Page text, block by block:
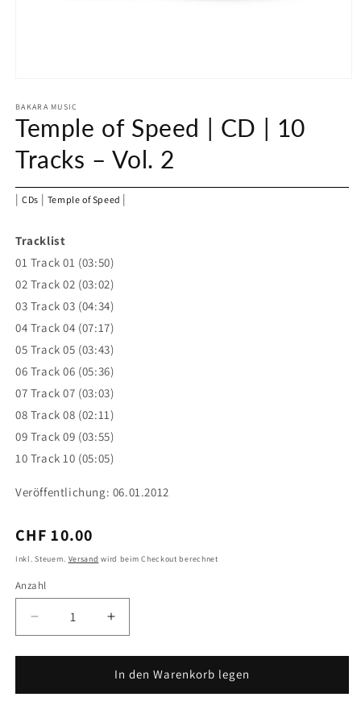
in
Modal
öffnen
BAKARA MUSIC
Temple of Speed | CD | 10
Tracks – Vol. 2
|CDs | Temple of Speed |
Tracklist
01 Track 01 (03:50)
02 Track 02 (03:02)
03 Track 03 (04:34)
04 Track 04 (07:17)
05 Track 05 (03:43)
06 Track 06 (05:36)
07 Track 07 (03:03)
08 Track 08 (02:11)
09 Track 09 (03:55)
10 Track 10 (05:05)
Veröffentlichung: 06.01.2012
Normaler
Preis
CHF 10.00
Inkl. Steuern. Versand wird beim Checkout berechnet
Anzahl
Anzahl
Verringere
die
Menge
Temple
Erhöhe
die
Menge
für
Temple
In den Warenkorb legen